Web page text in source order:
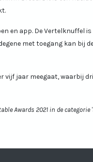
en app. De Vertelknuffel
met toegang kan bij
vijf jaar meegaat, waarbij
Awards 2021 in de categorie